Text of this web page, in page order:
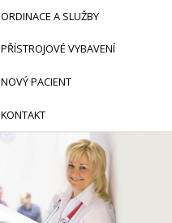
ORDINACE A SLUŽBY
PŘÍSTROJOVÉ VYBAVENÍ
NOVÝ PACIENT
KONTAKT